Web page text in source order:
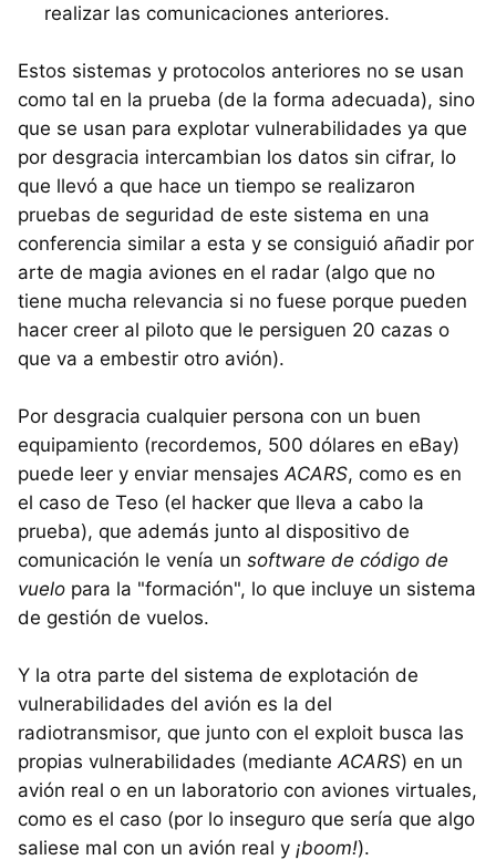
realizar las comunicaciones anteriores.
Estos sistemas y protocolos anteriores no se usan
como tal en la prueba (de la forma adecuada), sino
que se usan para explotar vulnerabilidades ya que
por desgracia intercambian los datos sin cifrar, lo
que llevó a que hace un tiempo se realizaron
pruebas de seguridad de este sistema en una
conferencia similar a esta y se consiguió añadir por
arte de magia aviones en el radar (algo que no
tiene mucha relevancia si no fuese porque pueden
hacer creer al piloto que le persiguen 20 cazas o
que va a embestir otro avión).
Por desgracia cualquier persona con un buen
equipamiento (recordemos, 500 dólares en eBay)
puede leer y enviar mensajes ACARS, como es en
el caso de Teso (el hacker que lleva a cabo la
prueba), que además junto al dispositivo de
comunicación le venía un software de código de
vuelo para la "formación", lo que incluye un sistema
de gestión de vuelos.
Y la otra parte del sistema de explotación de
vulnerabilidades del avión es la del
radiotransmisor, que junto con el exploit busca las
propias vulnerabilidades (mediante ACARS) en un
avión real o en un laboratorio con aviones virtuales,
como es el caso (por lo inseguro que sería que algo
saliese mal con un avión real y ¡boom!).